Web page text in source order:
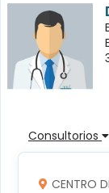
Consultorios
CENTRO